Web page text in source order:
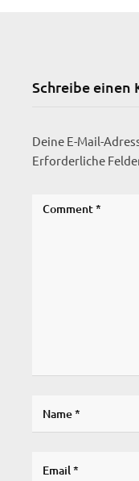
Schreibe einen
Deine E-Mail-
Erforderliche